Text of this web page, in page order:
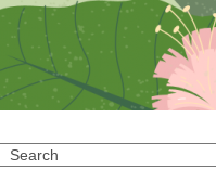
Search